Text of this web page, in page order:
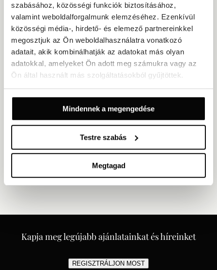
szabásához, közösségi funkciók biztosításához,
valamint weboldalforgalmunk elemzéséhez. Ezenkívül
közösségi média-, hirdető- és elemező partnereinkkel
megosztjuk az Ön weboldalhasználatra vonatkozó
adatait, akik kombinálhatják az adatokat más olyan
adatokkal, amelyeket Ön adott meg számukra vagy az
Ön által használt más szolgáltatásokból gyűjtöttek.
Mindennek a megengedése
Testre szabás
Megtagad
Hol állhatnak meg a buszok a szálloda előtt?
Reggeli lehetőségek
Hogyan működik a vacsora, és mennyibe kerül
Cégünk a városközpont közelében található,
rendelkeznek helyszínnel kisebb üzleti
megbeszélésekhez?
Milyen messze van a Hotel Capital a
repülőtértől, és hogyan lehet a legkönnyebben
Kapja meg legújabb ajánlatainkat és híreinket
REGISZTRÁLJON MOST